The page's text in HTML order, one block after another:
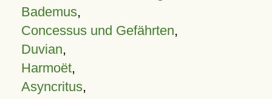
Bademus,
Concessus und Gefährten,
Duvian,
Harmoët,
Asyncritus,